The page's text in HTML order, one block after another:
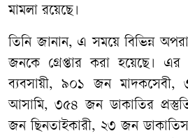
মামলা রয়েছে।
তিনি জানান, এ সময়ে বিভিন্ন
জনকে গ্রেপ্তার করা হয়েছে।
ব্যবসায়ী, ৯০১ জন মাদকসেবী,
আসামি, ৩৫৪ জন ডাকাতির
জন ছিনতাইকারী, ২৩ জন